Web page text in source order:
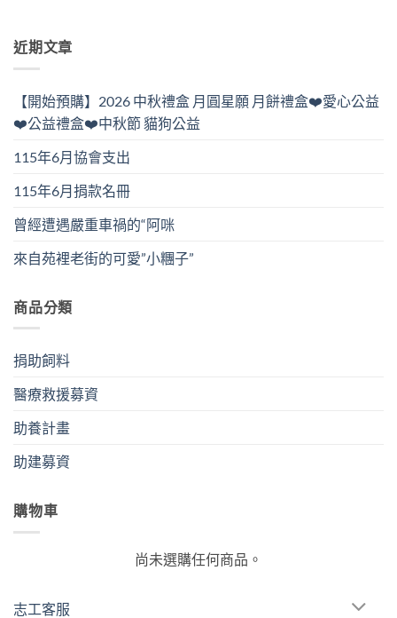
近期文章
【開始預購】2026 中秋禮盒 月圓星願 月餅禮盒❤️愛心公益
❤️公益禮盒❤️中秋節 貓狗公益
115年6月協會支出
115年6月捐款名冊
曾經遭遇嚴重車禍的“阿咪
來自苑裡老街的可愛”小糰子”
商品分類
捐助飼料
醫療救援募資
助養計畫
助建募資
購物車
尚未選購任何商品。
志工客服